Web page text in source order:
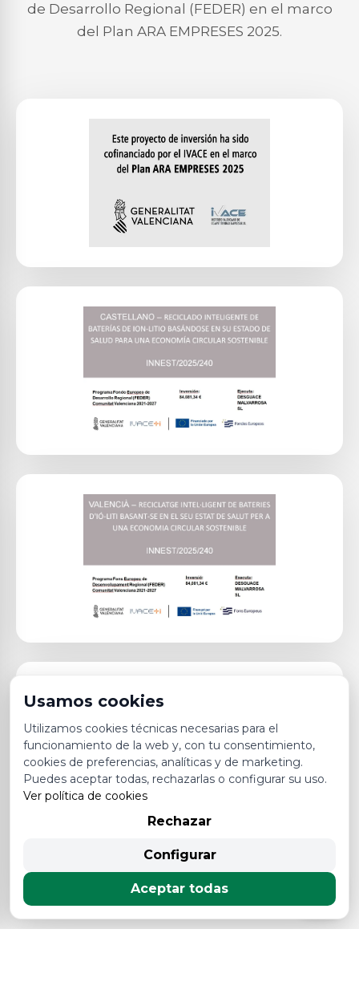
de Desarrollo Regional (FEDER) en el marco
del Plan ARA EMPRESES 2025.
Plan Endavant
impulsar la recuperación
empresas y fomentar la
actividad en distintos
Usamos cookies
Utilizamos cookies técnicas necesarias para el
funcionamiento de la web y, con tu consentimiento,
cookies de preferencias, analíticas y de marketing.
Puedes aceptar todas, rechazarlas o configurar su uso.
Ver política de cookies
Rechazar
Configurar
Aceptar todas